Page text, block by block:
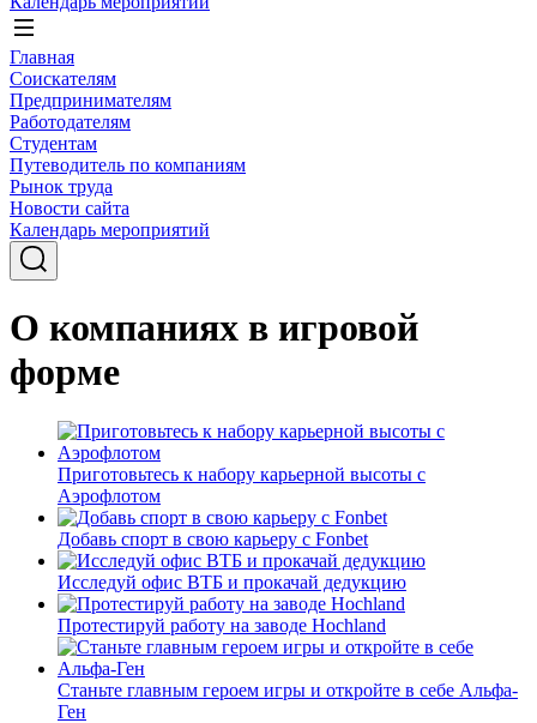
Главная
Соискателям
Предпринимателям
Работодателям
Студентам
Путеводитель по компаниям
Рынок труда
Новости сайта
Календарь мероприятий
О компаниях в игровой
форме
Приготовьтесь к набору карьерной высоты с
Аэрофлотом
Добавь спорт в свою карьеру с Fonbet
Исследуй офис ВТБ и прокачай дедукцию
Протестируй работу на заводе Hochland
Станьте главным героем игры и откройте в себе Альфа-
Ген